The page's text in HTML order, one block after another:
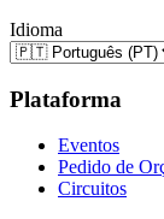
Idioma
Plataforma
Eventos
Pedido de
Circuitos